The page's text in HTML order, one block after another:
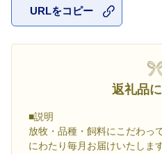
URLをコピー
返礼品
■説明
放牧・品種・飼料にこだわっ
にわたり毎月お届けいたします